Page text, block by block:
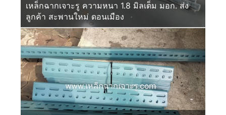
เหล็กฉากเจาะรู ความหนา 1.8 มิลเต็ม มอก. ส่ง
ลูกค้า สะพานใหม่ ดอนเมือง